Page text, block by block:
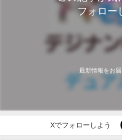
フォロー
最新情報をお
Xでフォローしよう